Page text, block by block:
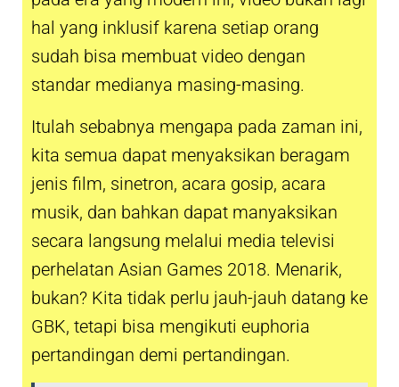
hal yang inklusif karena setiap orang
sudah bisa membuat video dengan
standar medianya masing-masing.
Itulah sebabnya mengapa pada zaman ini,
kita semua dapat menyaksikan beragam
jenis film, sinetron, acara gosip, acara
musik, dan bahkan dapat manyaksikan
secara langsung melalui media televisi
perhelatan Asian Games 2018. Menarik,
bukan? Kita tidak perlu jauh-jauh datang ke
GBK, tetapi bisa mengikuti euphoria
pertandingan demi pertandingan.